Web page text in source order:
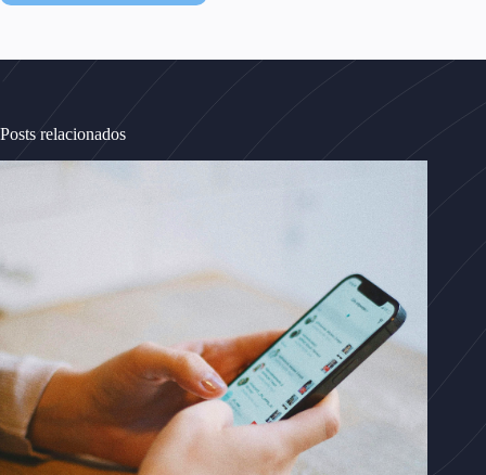
Posts relacionados